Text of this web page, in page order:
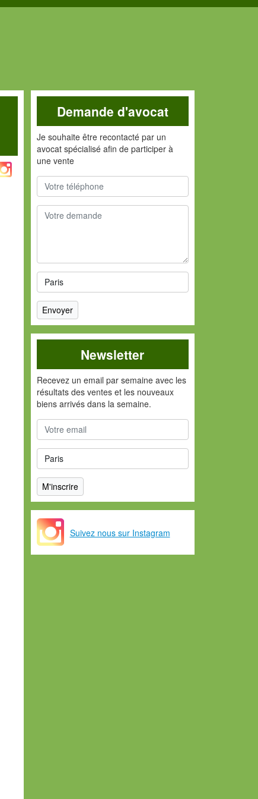
Demande d'avocat
Je souhaite être recontacté par un
avocat spécialisé afin de participer à
une vente
Newsletter
Recevez un email par semaine avec les
résultats des ventes et les nouveaux
biens arrivés dans la semaine.
Suivez nous sur Instagram